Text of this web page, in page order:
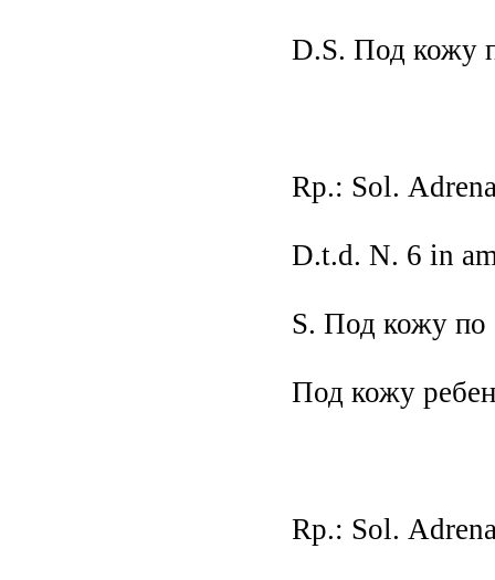
D.S. Под кожу
Rp.: Sol.
D.t.d. N. 6 in
S. Под кожу по
Под кожу
Rр.: Sоl.